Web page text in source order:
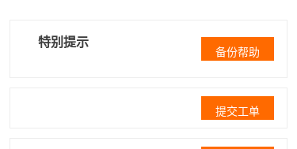
特别提示
备份帮助
提交工单